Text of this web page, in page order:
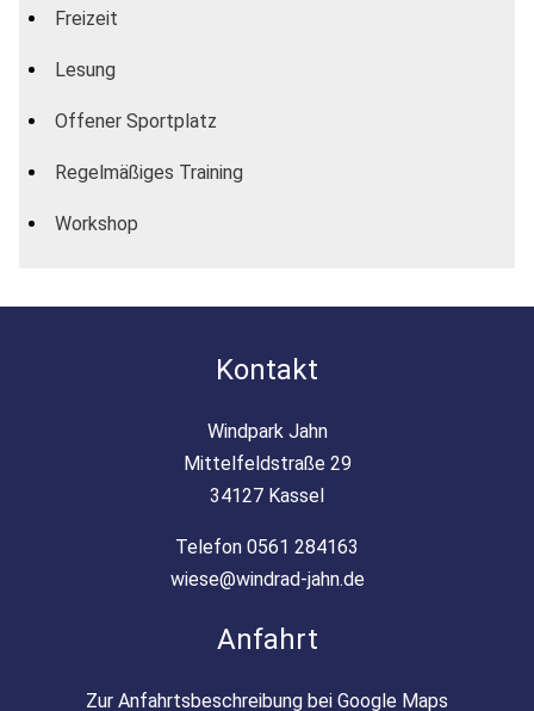
Freizeit
Lesung
Offener Sportplatz
Regelmäßiges Training
Workshop
Kontakt
Windpark Jahn
Mittelfeldstraße 29
34127 Kassel
Telefon 0561 284163
wiese@windrad-jahn.de
Anfahrt
Zur Anfahrtsbeschreibung bei Google Maps